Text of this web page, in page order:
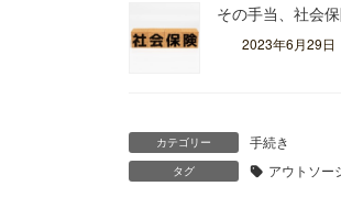
その手当、社会
2023年6月29日
カテゴリー 手続き
タグ アウトソー